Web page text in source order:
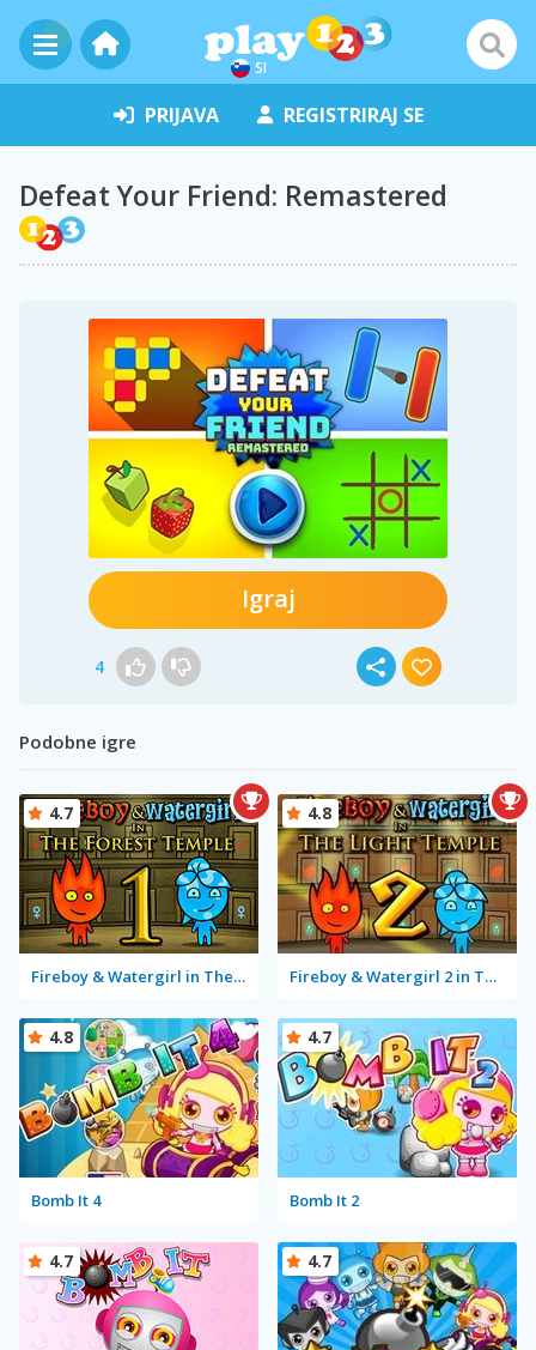
SI
PRIJAVA REGISTRIRAJ SE
Defeat Your Friend: Remastered
Igraj
4
Podobne igre
Fireboy & Watergirl in The Forest Temple
4.7
Fireboy & Watergirl 2 in The Light Temple
4.8
Bomb It 4
4.8
Bomb It 2
4.7
4.7 4.7